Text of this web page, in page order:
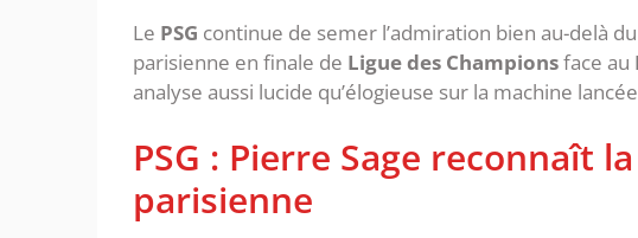
‎‎Le PSG continue de semer l’admiration bien au-delà du
parisienne en finale de Ligue des Championsface au
analyse aussi lucide qu’élogieuse sur la machine
‎PSG : Pierre Sage reconnaît
parisienne